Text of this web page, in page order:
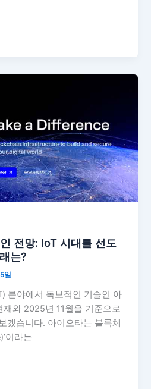
전망: IoT 시대를 선도
는?
일
분야에서 독보적인 기술인 아
재와 2025년 11월을 기준으로
겠습니다. 아이오타는 블록체
이라는